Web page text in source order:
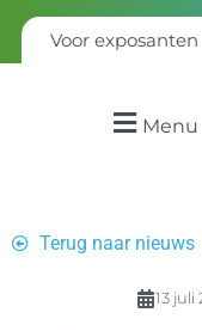
Voor exposanten
Menu
Terug naar nieuws
13 juli